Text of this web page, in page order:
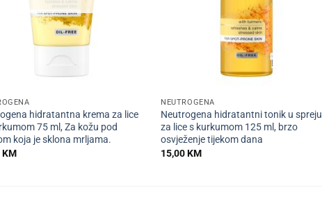
hidratantna krema za lice
75 ml, Za kožu pod
koja je sklona mrljama.
KM
NEUTROGENA
Neutrogena hidratantni tonik u spreju
za lice s kurkumom 125 ml, brzo
osvježenje tijekom dana
15,00KM